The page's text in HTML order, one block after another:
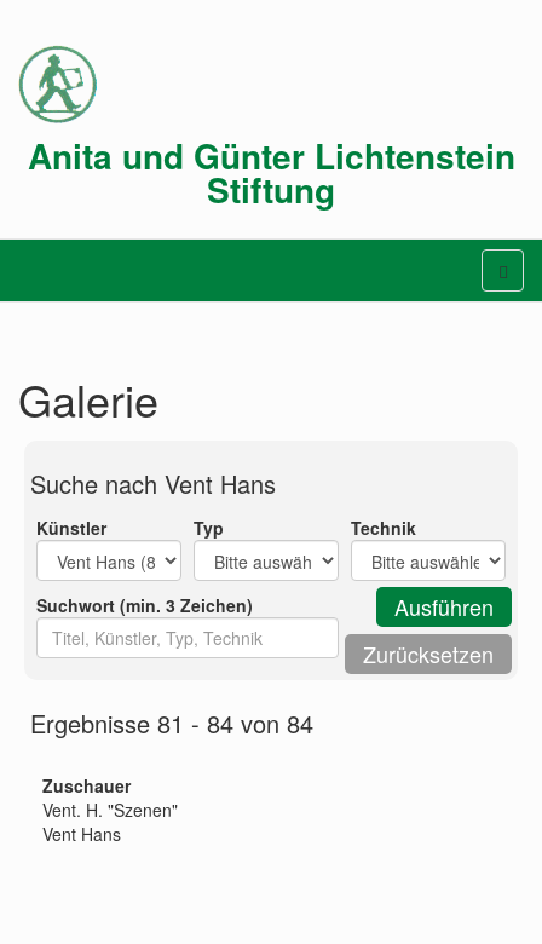
Anita und Günter Lichtenstein
Stiftung
Galerie
Suche nach Vent Hans
Künstler Typ Technik
Suchwort (min. 3 Zeichen)
Ergebnisse 81 - 84 von 84
Zuschauer
Vent. H. "Szenen"
Vent Hans